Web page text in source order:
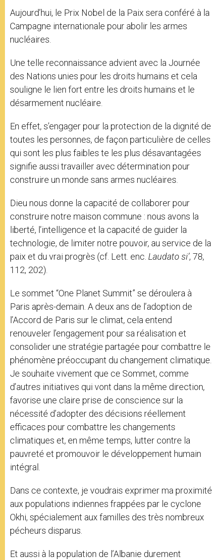
Aujourd’hui, le Prix Nobel de la Paix sera conféré à la
Campagne internationale pour abolir les armes
nucléaires.
Une telle reconnaissance advient avec la Journée
des Nations unies pour les droits humains et cela
souligne le lien fort entre les droits humains et le
désarmement nucléaire.
En effet, s’engager pour la protection de la dignité de
toutes les personnes, de façon particulière de celles
qui sont les plus faibles te les plus désavantagées
signifie aussi travailler avec détermination pour
construire un monde sans armes nucléaires.
Dieu nous donne la capacité de collaborer pour
construire notre maison commune : nous avons la
liberté, l’intelligence et la capacité de guider la
technologie, de limiter notre pouvoir, au service de la
paix et du vrai progrès (cf. Lett. enc. Laudato si’, 78,
112, 202).
Le sommet “One Planet Summit” se déroulera à
Paris après-demain. A deux ans de l’adoption de
l’Accord de Paris sur le climat, cela entend
renouveler l’engagement pour sa réalisation et
consolider une stratégie partagée pour combattre le
phénomène préoccupant du changement climatique.
Je souhaite vivement que ce Sommet, comme
d’autres initiatives qui vont dans la même direction,
favorise une claire prise de conscience sur la
nécessité d’adopter des décisions réellement
efficaces pour combattre les changements
climatiques et, en même temps, lutter contre la
pauvreté et promouvoir le développement humain
intégral.
Dans ce contexte, je voudrais exprimer ma proximité
aux populations indiennes frappées par le cyclone
Okhi, spécialement aux familles des très nombreux
pécheurs disparus.
Et aussi à la population de l’Albanie durement